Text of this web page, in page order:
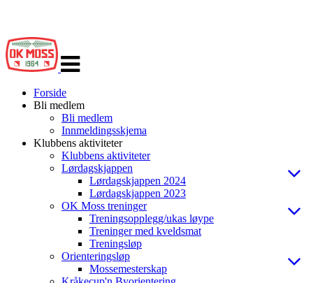
navigasjon
Forside
Bli medlem
Bli medlem
Innmeldingsskjema
Klubbens aktiviteter
Klubbens aktiviteter
Lørdagskjappen
Lørdagskjappen 2024
Lørdagskjappen 2023
OK Moss treninger
Treningsopplegg/ukas løype
Treninger med kveldsmat
Treningsløp
Orienteringsløp
Mossemesterskap